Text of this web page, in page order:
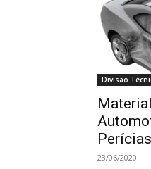
Divisão
Perícias
23/06/2020